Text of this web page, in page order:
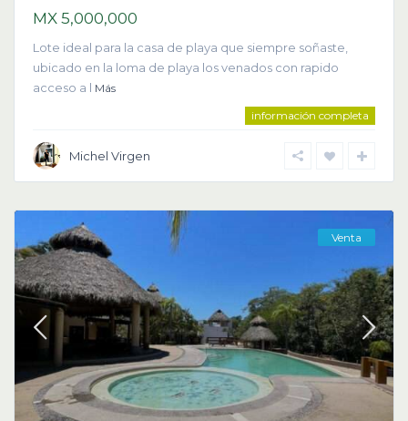
MX 5,000,000
Lote ideal para la casa de playa que siempre soñaste,
ubicado en la loma de playa los venados con rapido
acceso a l Más
información completa
Michel Virgen
Venta